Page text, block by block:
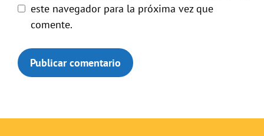
este navegador para la próxima vez que
comente.